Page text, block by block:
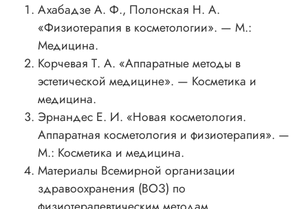
Ахабадзе А. Ф., Полонская Н. А.
«Физиотерапия в косметологии». — М.:
Медицина.
Корчевая Т. А. «Аппаратные методы в
эстетической медицине». — Косметика и
медицина.
Эрнандес Е. И. «Новая косметология.
Аппаратная косметология и физиотерапия». —
М.: Косметика и медицина.
Материалы Всемирной организации
здравоохранения (ВОЗ) по